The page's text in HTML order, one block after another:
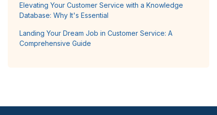
Elevating Your Customer Service with a Knowledge
Database: Why It's Essential
Landing Your Dream Job in Customer Service: A
Comprehensive Guide